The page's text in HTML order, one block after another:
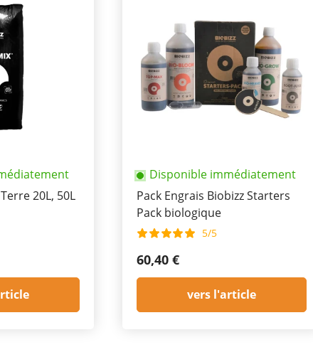
20L, 50L
Disponible immédiatement
Pack Engrais Biobizz Starters
Pack biologique
5/5
60,40 €
vers l'article